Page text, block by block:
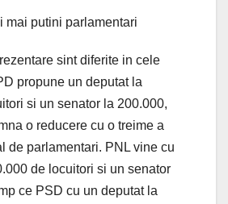
mai putini parlamentari
sint diferite in cele
propune un deputat la
si un senator la 200.000,
o reducere cu o treime a
de parlamentari. PNL vine cu
de locuitori si un senator
ce PSD cu un deputat la